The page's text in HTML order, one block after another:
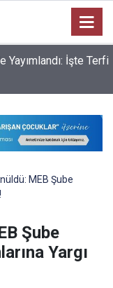
Yayımlandı: İşte Terfi
MEB Şube
Şube
Yargı